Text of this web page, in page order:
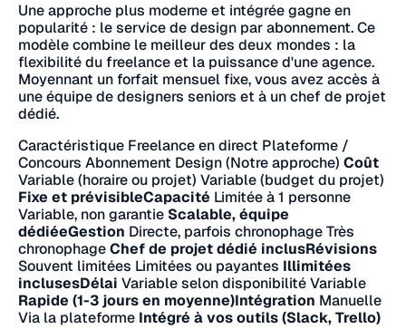
Une approche plus moderne et intégrée gagne en
popularité : le service de design par abonnement. Ce
modèle combine le meilleur des deux mondes : la
flexibilité du freelance et la puissance d'une agence.
Moyennant un forfait mensuel fixe, vous avez accès à
une équipe de designers seniors et à un chef de projet
dédié.
Caractéristique Freelance en direct Plateforme /
Concours Abonnement Design (Notre approche) Coût
Variable (horaire ou projet) Variable (budget du projet)
Fixe et prévisibleCapacité Limitée à 1 personne
Variable, non garantie Scalable, équipe
dédiéeGestion Directe, parfois chronophage Très
chronophageChef de projet dédié inclusRévisions
Souvent limitées Limitées ou payantes Illimitées
inclusesDélai Variable selon disponibilité Variable
Rapide (1-3 jours en moyenne)Intégration Manuelle
Via la plateforme Intégré à vos outils (Slack, Trello)